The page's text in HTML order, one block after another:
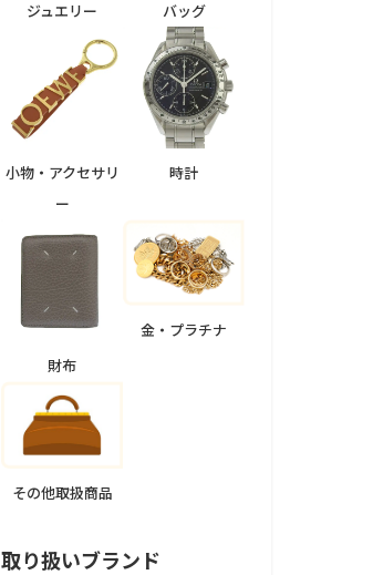
ジュエリー バッグ
小物・アクセサリ
ー
時計
財布
金・プラチナ
その他取扱商品
取り扱いブランド